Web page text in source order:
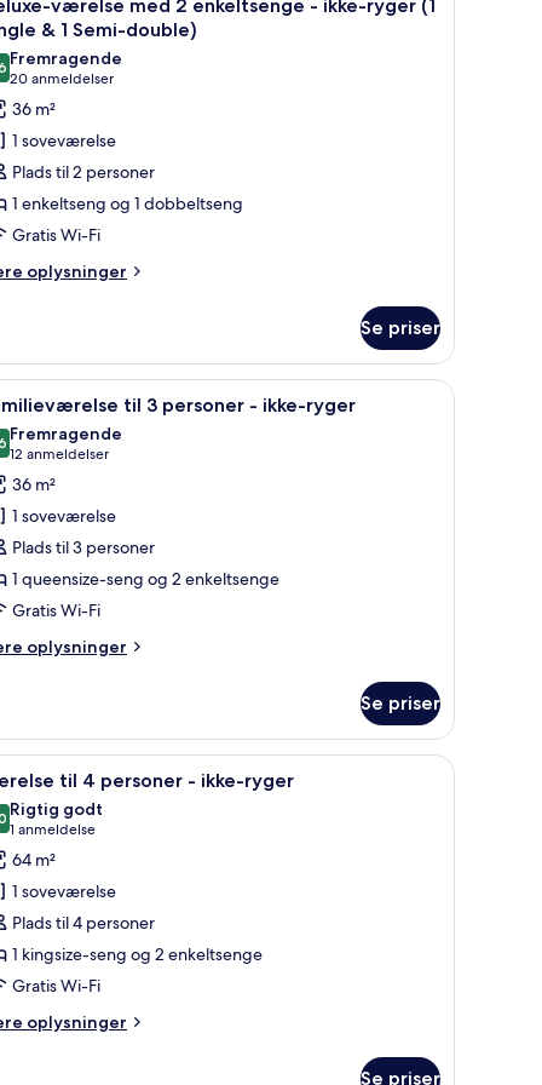
værelse med 2 enkeltsenge - ikke-ryger (1
& 1 Semi-double)
ud af 10
Fremragende
20 anmeldelser
(20
anmeldelser)
36 m²
1 soveværelse
Plads til 2 personer
1 enkeltseng og 1 dobbeltseng
Gratis Wi-Fi
oplysninger
Se priser
fjernsyn og lampe. Familieværelse til 3 personer - ikke-ryger |
4 til 3 personer - ikke-ryger
ud af 10
Fremragende
12 anmeldelser
(12
anmeldelser)
36 m²
1 soveværelse
Plads til 3 personer
1 queensize-seng og 2 enkeltsenge
Gratis Wi-Fi
oplysninger
Se priser
på værelset, mørklægningsgardinerEt hotelværelse med en seng, to lænestole,
4 til 4 personer - ikke-ryger
ud af 10
Rigtig godt
1 anmeldelse
(1
anmeldelse)
64 m²
1 soveværelse
Plads til 4 personer
1 kingsize-seng og 2 enkeltsenge
Gratis Wi-Fi
oplysninger
Se priser